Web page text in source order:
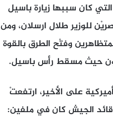
الخلافات بين الطرفين في ظل حادثة قبرشمون (صيف 2019) التي كان سببها زيارة باسيل
للوزير طلال ارسلان، ومن
بالمتظاهرين وفتْح الطرق بالقوة
حيث مسقط رأس باسيل.
على الأخير، ارتفعتْ
قائد الجيش كان في ملفين: